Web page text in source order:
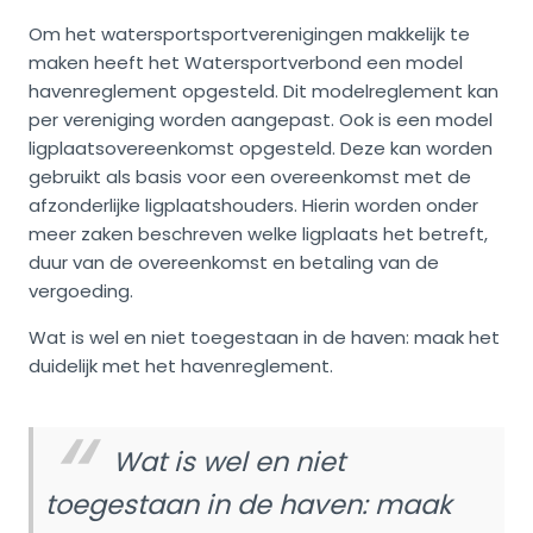
Om het watersportsportverenigingen makkelijk te
maken heeft het Watersportverbond een model
havenreglement opgesteld. Dit modelreglement kan
per vereniging worden aangepast. Ook is een model
ligplaatsovereenkomst opgesteld. Deze kan worden
gebruikt als basis voor een overeenkomst met de
afzonderlijke ligplaatshouders. Hierin worden onder
meer zaken beschreven welke ligplaats het betreft,
duur van de overeenkomst en betaling van de
vergoeding.
Wat is wel en niet toegestaan in de haven: maak het
duidelijk met het havenreglement.
Wat is wel en niet
toegestaan in de haven: maak